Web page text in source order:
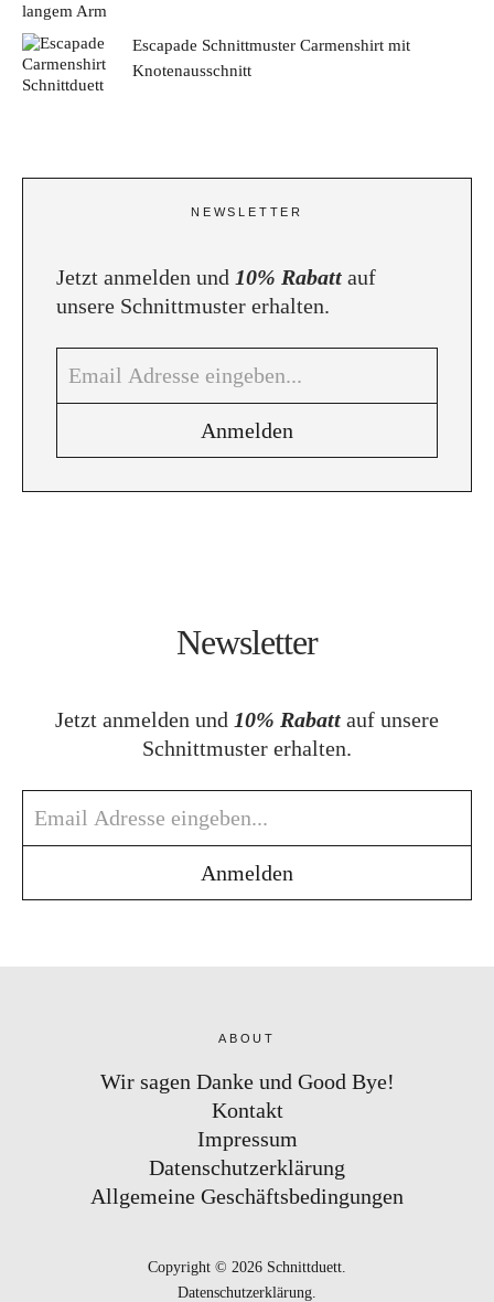
Escapade Schnittmuster Carmenshirt mit
Knotenausschnitt
NEWSLETTER
Jetzt anmelden und 10% Rabatt auf
unsere Schnittmuster erhalten.
Newsletter
Jetzt anmelden und 10% Rabatt auf unsere
Schnittmuster erhalten.
ABOUT
Wir sagen Danke und Good Bye!
Kontakt
Impressum
Datenschutzerklärung
Allgemeine Geschäftsbedingungen
Copyright © 2026 Schnittduett
Datenschutzerklärung